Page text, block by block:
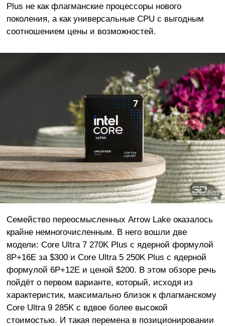
Plus не как флагманские процессоры нового
поколения, а как универсальные CPU с выгодным
соотношением цены и возможностей.
Семейство переосмысленных Arrow Lake оказалось
крайне немногочисленным. В него вошли две
модели: Core Ultra 7 270K Plus с ядерной формулой
8P+16E за $300 и Core Ultra 5 250K Plus с ядерной
формулой 6P+12E и ценой $200. В этом обзоре речь
пойдёт о первом варианте, который, исходя из
характеристик, максимально близок к флагманскому
Core Ultra 9 285K с вдвое более высокой
стоимостью. И такая перемена в позиционировании